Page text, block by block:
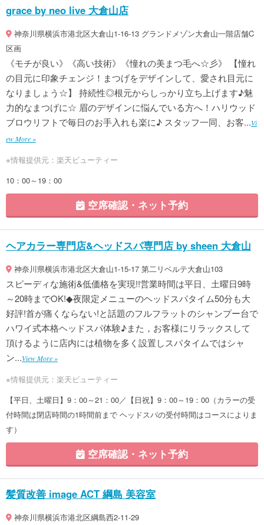
grace by neo live 大倉山店
神奈川県横浜市港北区大倉山1-16-13 グランドメゾン大倉山一階店舗C
区画
《モチが良い》《高い技術》《憧れの美まつ毛へ☆彡》 【憧れ
の目元に印象チェンジ！まつげをデザインして、愛され目元に
なりましょう☆】 持続性◎根元からしっかり立ち上げます♪魅
力的なまつげに☆ 眉のデザインに悩んでいる方へ！ハリウッド
ブロウリフトで毎日のお手入れも楽に♪ スタッフ一同、お客...Vi
ew More »
※情報提供元：楽天ビューティー
10：00～19：00
空席確認・ネット予約
ヘアカラー専門店&ヘッドスパ専門店 by sheen 大倉山
神奈川県横浜市港北区大倉山1-15-17 第二リベルテ大倉山103
スピーディな施術&低価格を実現!!営業時間は平日、土曜日9時
～20時までOK!◆夜限定メニューのヘッドスパタイム50分も大
好評!首が痛くならない!と話題のフルフラットのシャンプー台で
ハワイ式本格ヘッドスパ体験♪また，お客様にリラックスして
頂けるように店内には植物を多く設置しスパタイムではシャ
ン...View More »
※情報提供元：楽天ビューティー
【平日、土曜日】9：00～21：00／【日祝】9：00～19：00（カラーの受
付時間は閉店時間の1時間前まで ヘッドスパの受付時間はコースによりま
す）
空席確認・ネット予約
髪質改善 image ACT 綱島 美容室
神奈川県横浜市港北区綱島西2-11-29